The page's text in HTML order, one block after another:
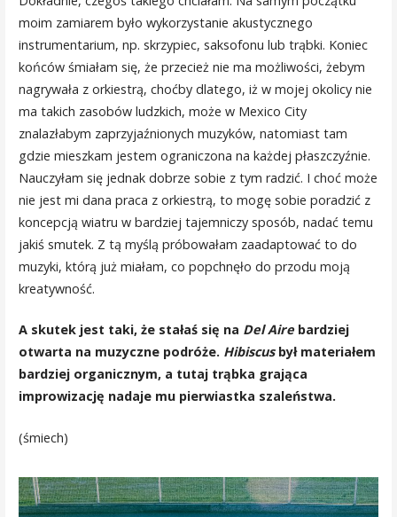
moim zamiarem było wykorzystanie akustycznego
instrumentarium, np. skrzypiec, saksofonu lub trąbki. Koniec
końców śmiałam się, że przecież nie ma możliwości, żebym
nagrywała z orkiestrą, choćby dlatego, iż w mojej okolicy nie
ma takich zasobów ludzkich, może w Mexico City
znalazłabym zaprzyjaźnionych muzyków, natomiast tam
gdzie mieszkam jestem ograniczona na każdej płaszczyźnie.
Nauczyłam się jednak dobrze sobie z tym radzić. I choć może
nie jest mi dana praca z orkiestrą, to mogę sobie poradzić z
koncepcją wiatru w bardziej tajemniczy sposób, nadać temu
jakiś smutek. Z tą myślą próbowałam zaadaptować to do
muzyki, którą już miałam, co popchnęło do przodu moją
kreatywność.
A skutek jest taki, że stałaś się na Del Airebardziej
otwarta na muzyczne podróże. Hibiscusbył materiałem
bardziej organicznym, a tutaj trąbka grająca
improwizację nadaje mu pierwiastka szaleństwa.
(śmiech)